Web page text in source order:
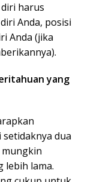
harus
Anda, posisi
Anda (jika
yang
dua
lebih lama.